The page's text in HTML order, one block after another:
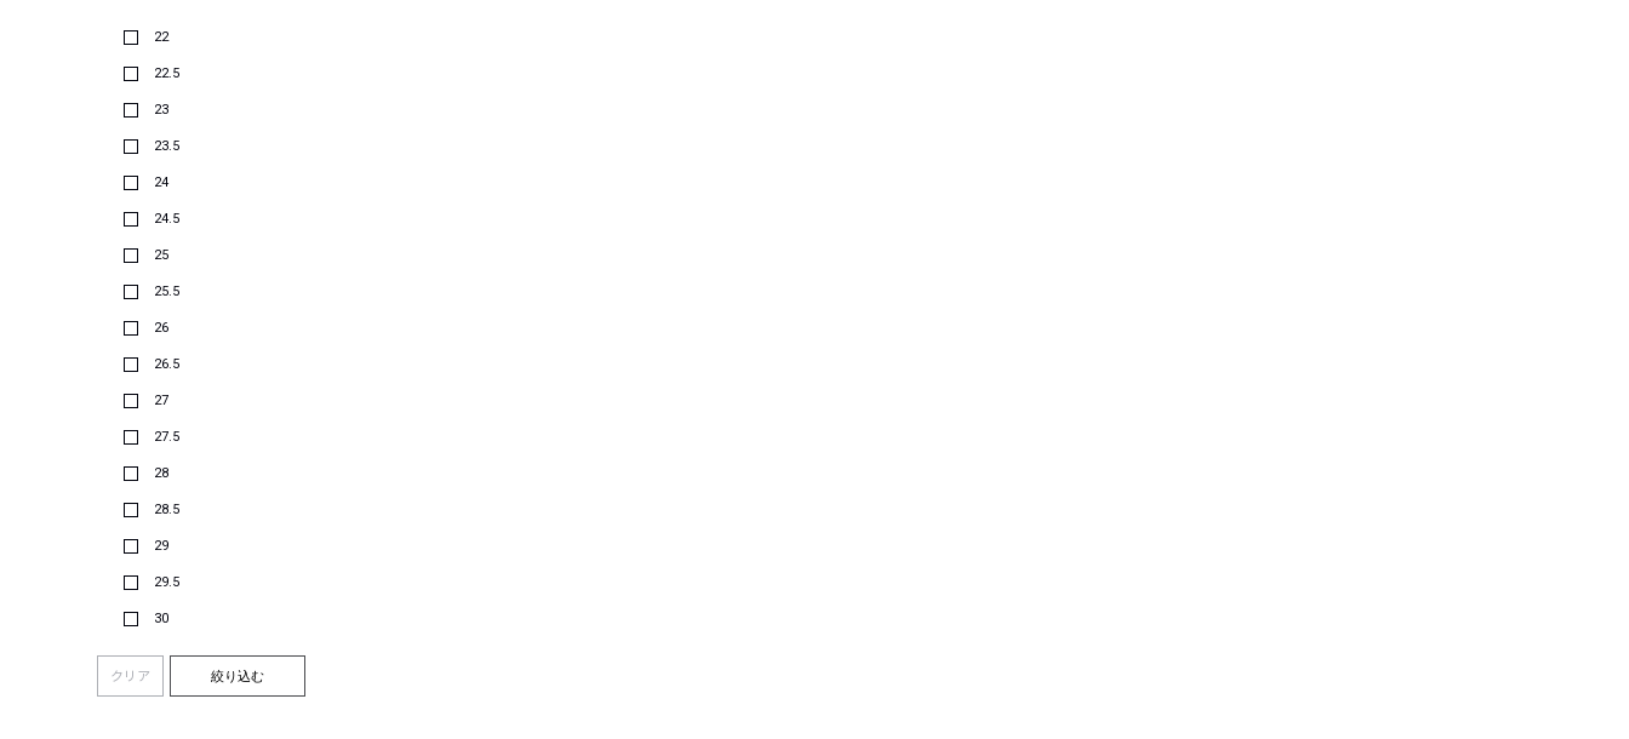
22
22.5
23
23.5
24
24.5
25
25.5
26
26.5
27
27.5
28
28.5
29
29.5
30
クリア 絞り込む